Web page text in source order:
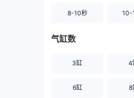
8-10秒 10-
气缸数
3缸 4
6缸 8